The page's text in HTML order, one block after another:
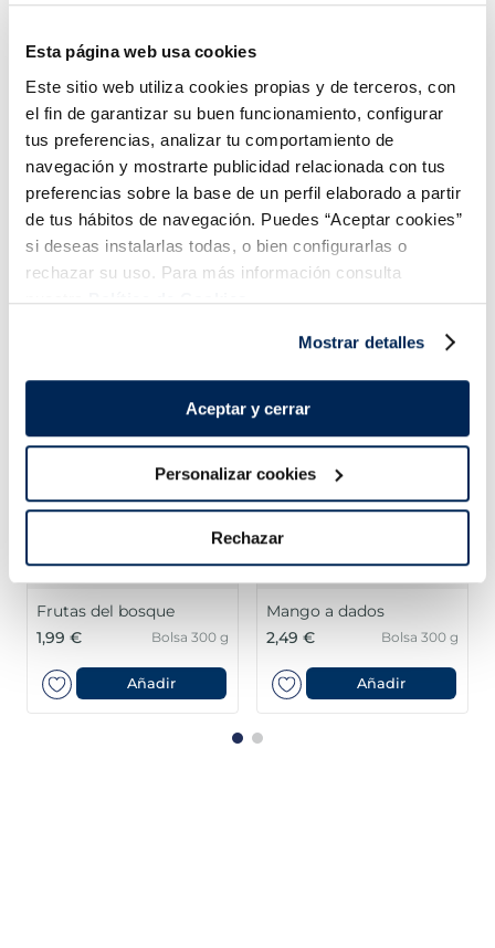
Esta página web usa cookies
Este sitio web utiliza cookies propias y de terceros, con
el fin de garantizar su buen funcionamiento, configurar
tus preferencias, analizar tu comportamiento de
navegación y mostrarte publicidad relacionada con tus
preferencias sobre la base de un perfil elaborado a partir
de tus hábitos de navegación. Puedes “Aceptar cookies”
si deseas instalarlas todas, o bien configurarlas o
rechazar su uso. Para más información consulta
nuestraPolítica de Cookies.
Mostrar detalles
Aceptar y cerrar
Personalizar cookies
Rechazar
Mini croissant
3,49 €
Bolsa 300 g
Añadir
3,49 €
Bandeja 360g
Añadir
¡Combínalo y hazte un menú de 10!
Frutas del bosque
1,99 €
Bolsa 300 g
Añadir
Mango a dados
2,49 €
Bolsa 300 g
Añadir